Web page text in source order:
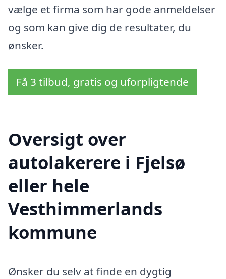
vælge et firma som har gode anmeldelser
og som kan give dig de resultater, du
ønsker.
Få 3 tilbud, gratis og uforpligtende
Oversigt over
autolakerere i Fjelsø
eller hele
Vesthimmerlands
kommune
Ønsker du selv at finde en dygtig